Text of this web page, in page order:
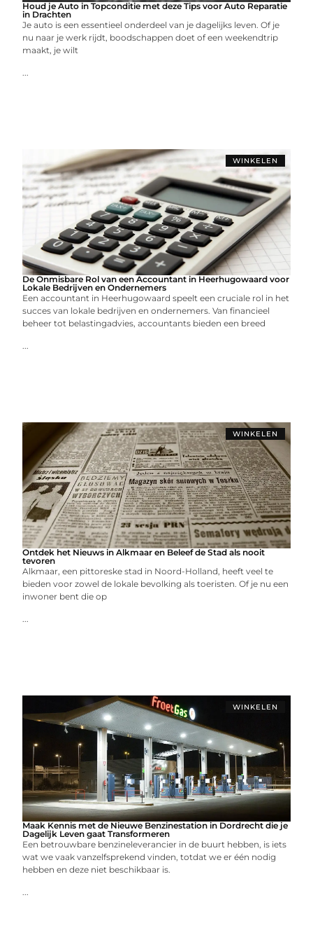
Houd je Auto in Topconditie met deze Tips voor Auto Reparatie
in Drachten
Je auto is een essentieel onderdeel van je dagelijks leven. Of je
nu naar je werk rijdt, boodschappen doet of een weekendtrip
maakt, je wilt
...
WINKELEN
De Onmisbare Rol van een Accountant in Heerhugowaard voor
Lokale Bedrijven en Ondernemers
Een accountant in Heerhugowaard speelt een cruciale rol in het
succes van lokale bedrijven en ondernemers. Van financieel
beheer tot belastingadvies, accountants bieden een breed
...
WINKELEN
Ontdek het Nieuws in Alkmaar en Beleef de Stad als nooit
tevoren
Alkmaar, een pittoreske stad in Noord-Holland, heeft veel te
bieden voor zowel de lokale bevolking als toeristen. Of je nu een
inwoner bent die op
...
WINKELEN
Maak Kennis met de Nieuwe Benzinestation in Dordrecht die je
Dagelijk Leven gaat Transformeren
Een betrouwbare benzineleverancier in de buurt hebben, is iets
wat we vaak vanzelfsprekend vinden, totdat we er één nodig
hebben en deze niet beschikbaar is.
...